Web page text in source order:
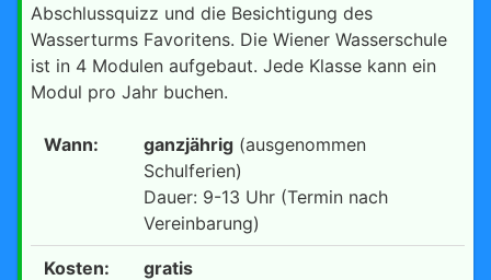
Abschlussquizz und die Besichtigung des
Wasserturms Favoritens. Die Wiener Wasserschule
ist in 4 Modulen aufgebaut. Jede Klasse kann ein
Modul pro Jahr buchen.
Wann: ganzjährig (ausgenommen
Schulferien)
Dauer: 9-13 Uhr (Termin nach
Vereinbarung)
Kosten: gratis